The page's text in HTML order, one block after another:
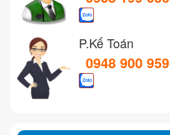
P.Kế Toán
0948 900 959